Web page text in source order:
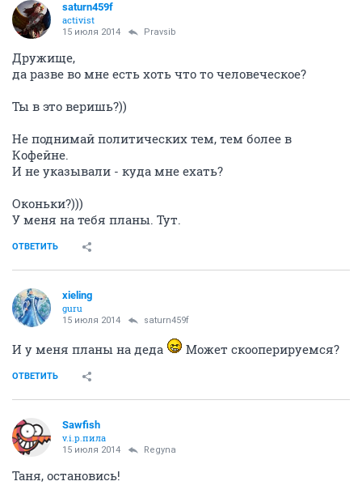
saturn459f
activist
15 июля 2014 Pravsib
Дружище,
да разве во мне есть хоть что то человеческое?
Ты в это веришь?))
Не поднимай политических тем, тем более в
Кофейне.
И не указывали - куда мне ехать?
Оконьки?)))
У меня на тебя планы. Тут.
ОТВЕТИТЬ
xieling
guru
15 июля 2014 saturn459f
И у меня планы на деда Может скооперируемся?
ОТВЕТИТЬ
Sawfish
v.i.p.пила
15 июля 2014 Regуna
Таня, остановись!